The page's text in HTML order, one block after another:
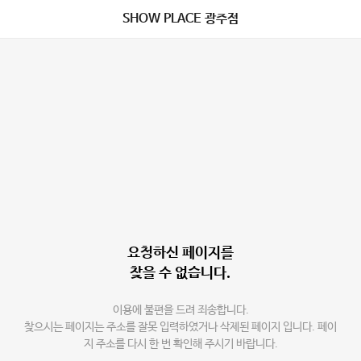
SHOW PLACE 광주점
요청하신 페이지를
찾을 수 없습니다.
이용에 불편을 드려 죄송합니다.
찾으시는 페이지는 주소를 잘못 입력하였거나 삭제된 페이지 입니다. 페이
지 주소를 다시 한 번 확인해 주시기 바랍니다.